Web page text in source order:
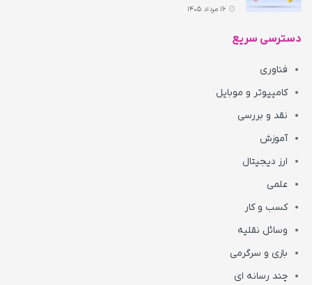
دسترسی سریع
فناوری
کامپیوتر و موبایل
نقد و بررسی
آموزش
ارز دیجیتال
علمی
کسب و کار
وسائل نقلیه
بازی و سرگرمی
چند رسانه ای